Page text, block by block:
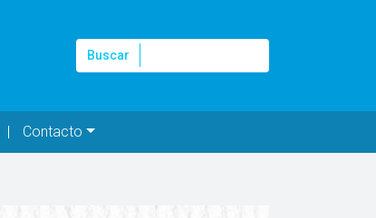
Buscar
Buscar
Contacto